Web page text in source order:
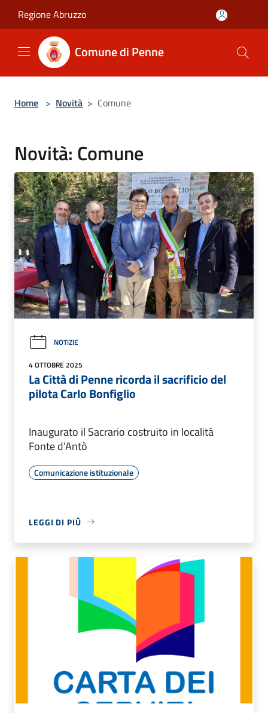
Regione Abruzzo
Comune di Penne
Home > Novità > Comune
Novità: Comune
NOTIZIE
4 OTTOBRE 2025
La Città di Penne ricorda il sacrificio del
pilota Carlo Bonfiglio
Inaugurato il Sacrario costruito in località
Fonte d'Antò
Comunicazione istituzionale
LEGGI DI PIÙ